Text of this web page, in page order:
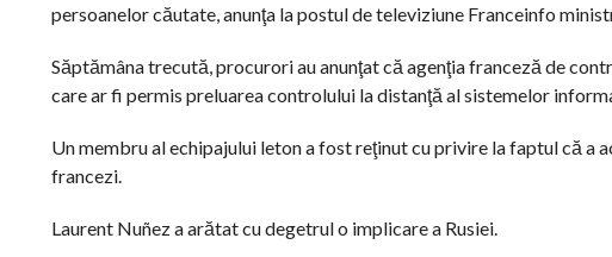
persoanelor căutate, anunţa la postul de televiziune Franceinfo
Săptămâna trecută, procurori au anunţat că agenţia franceză de
care ar fi permis preluarea controlului la distanţă al sistemelor
Un membru al echipajului leton a fost reţinut cu privire la faptul că
francezi.
Laurent Nuñez a arătat cu degetrul o implicare a Rusiei.